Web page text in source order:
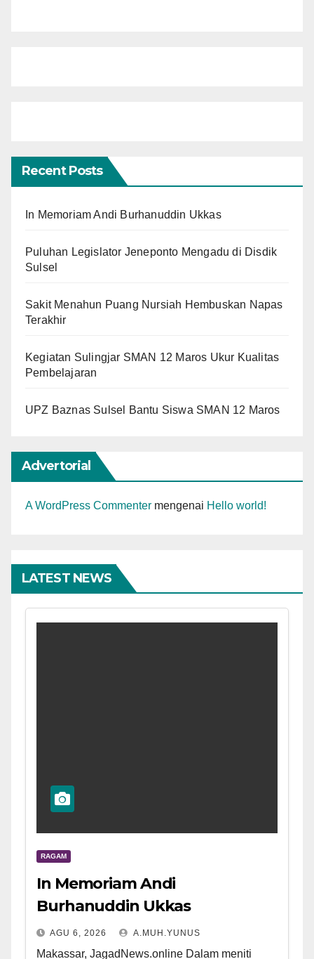
Recent Posts
In Memoriam Andi Burhanuddin Ukkas
Puluhan Legislator Jeneponto Mengadu di Disdik
Sulsel
Sakit Menahun Puang Nursiah Hembuskan Napas
Terakhir
Kegiatan Sulingjar SMAN 12 Maros Ukur Kualitas
Pembelajaran
UPZ Baznas Sulsel Bantu Siswa SMAN 12 Maros
Advertorial
A WordPress Commenter mengenai Hello world!
LATEST NEWS
RAGAM
In Memoriam Andi
Burhanuddin Ukkas
AGU 6, 2026 A.MUH.YUNUS
Makassar, JagadNews.online Dalam meniti